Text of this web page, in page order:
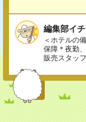
編集部イ
＜ホテルの
保障＊夜勤
販売スタッ